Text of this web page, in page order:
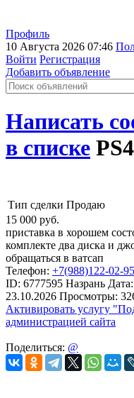
Профиль
10 Августа 2026 07:46
Войти Регистрация
Добавить объявление
Написать
в списке
Тип сделки Продаю
15 000 руб.
приставка в хорошем
комплекте два диска и
обращаться в ватсап
Телефон: +7(988)122-02-95
ID: 6777595 Назрань Дата:
23.10.2026 Просмотры:
Активировать услугу
администрацией сайта
Поделиться: @